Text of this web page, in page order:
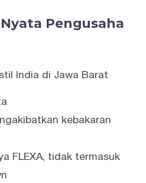
Pengusaha
India di Jawa Barat
kebakaran
FLEXA, tidak termasuk